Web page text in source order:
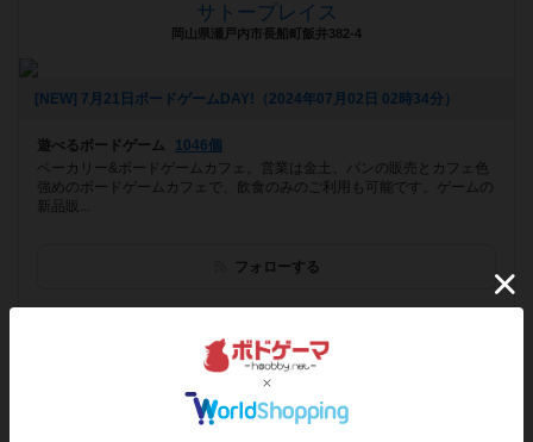
サトープレイス
岡山県瀬戸内市長船町飯井382-4
[NEW] 7月21日ボードゲームDAY!（2024年07月02日 02時34分）
遊べるボードゲーム
1046個
ベーカリー&ボードゲームカフェ。営業は金土、パンの販売とカフェ色
強めのボードゲームカフェで、飲食のみのご利用も可能です。ゲームの
新品販...
フォローする
ボードゲームショップあそびば
神奈川県藤沢市湘南台2丁目22-17